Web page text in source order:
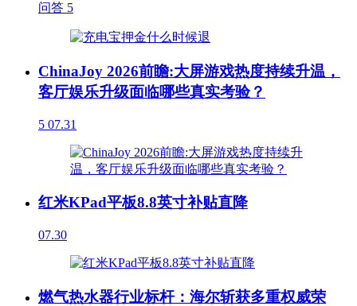
问答 5
ChinaJoy 2026前瞻:大屏游戏热度持续升温，
客厅娱乐升级面临哪些真实考验？
5 07.31
红米KPad平板8.8英寸补贴直降
07.30
燃气热水器行业标杆：海尔斩获多重权威荣